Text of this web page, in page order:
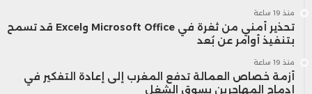
منذ 19 ساعة
تحذير أمني من ثغرة في Microsoft Office وExcel قد تسمح
بتنفيذ أوامر عن بُعد
منذ 19 ساعة
أزمة خصاص العمالة تدفع المغرب إلى إعادة التفكير في
إدماج المهاجرين بسوق الشغل